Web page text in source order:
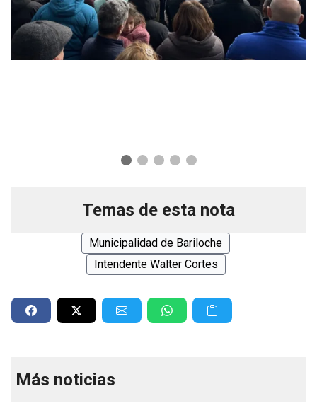
Temas de esta nota
Municipalidad de Bariloche
Intendente Walter Cortes
Más noticias